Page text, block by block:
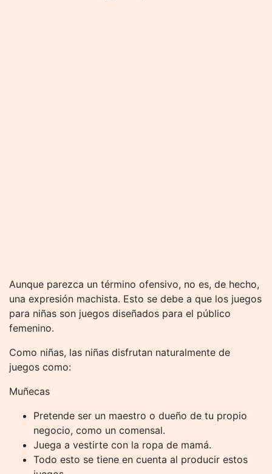
Aunque parezca un término ofensivo, no es, de hecho,
una expresión machista. Esto se debe a que los juegos
para niñas son juegos diseñados para el público
femenino.
Como niñas, las niñas disfrutan naturalmente de
juegos como:
Muñecas
Pretende ser un maestro o dueño de tu propio
negocio, como un comensal.
Juega a vestirte con la ropa de mamá.
Todo esto se tiene en cuenta al producir estos